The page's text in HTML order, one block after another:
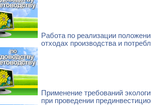
Работа по реализации
отходах производства и
Применение требований
при проведении